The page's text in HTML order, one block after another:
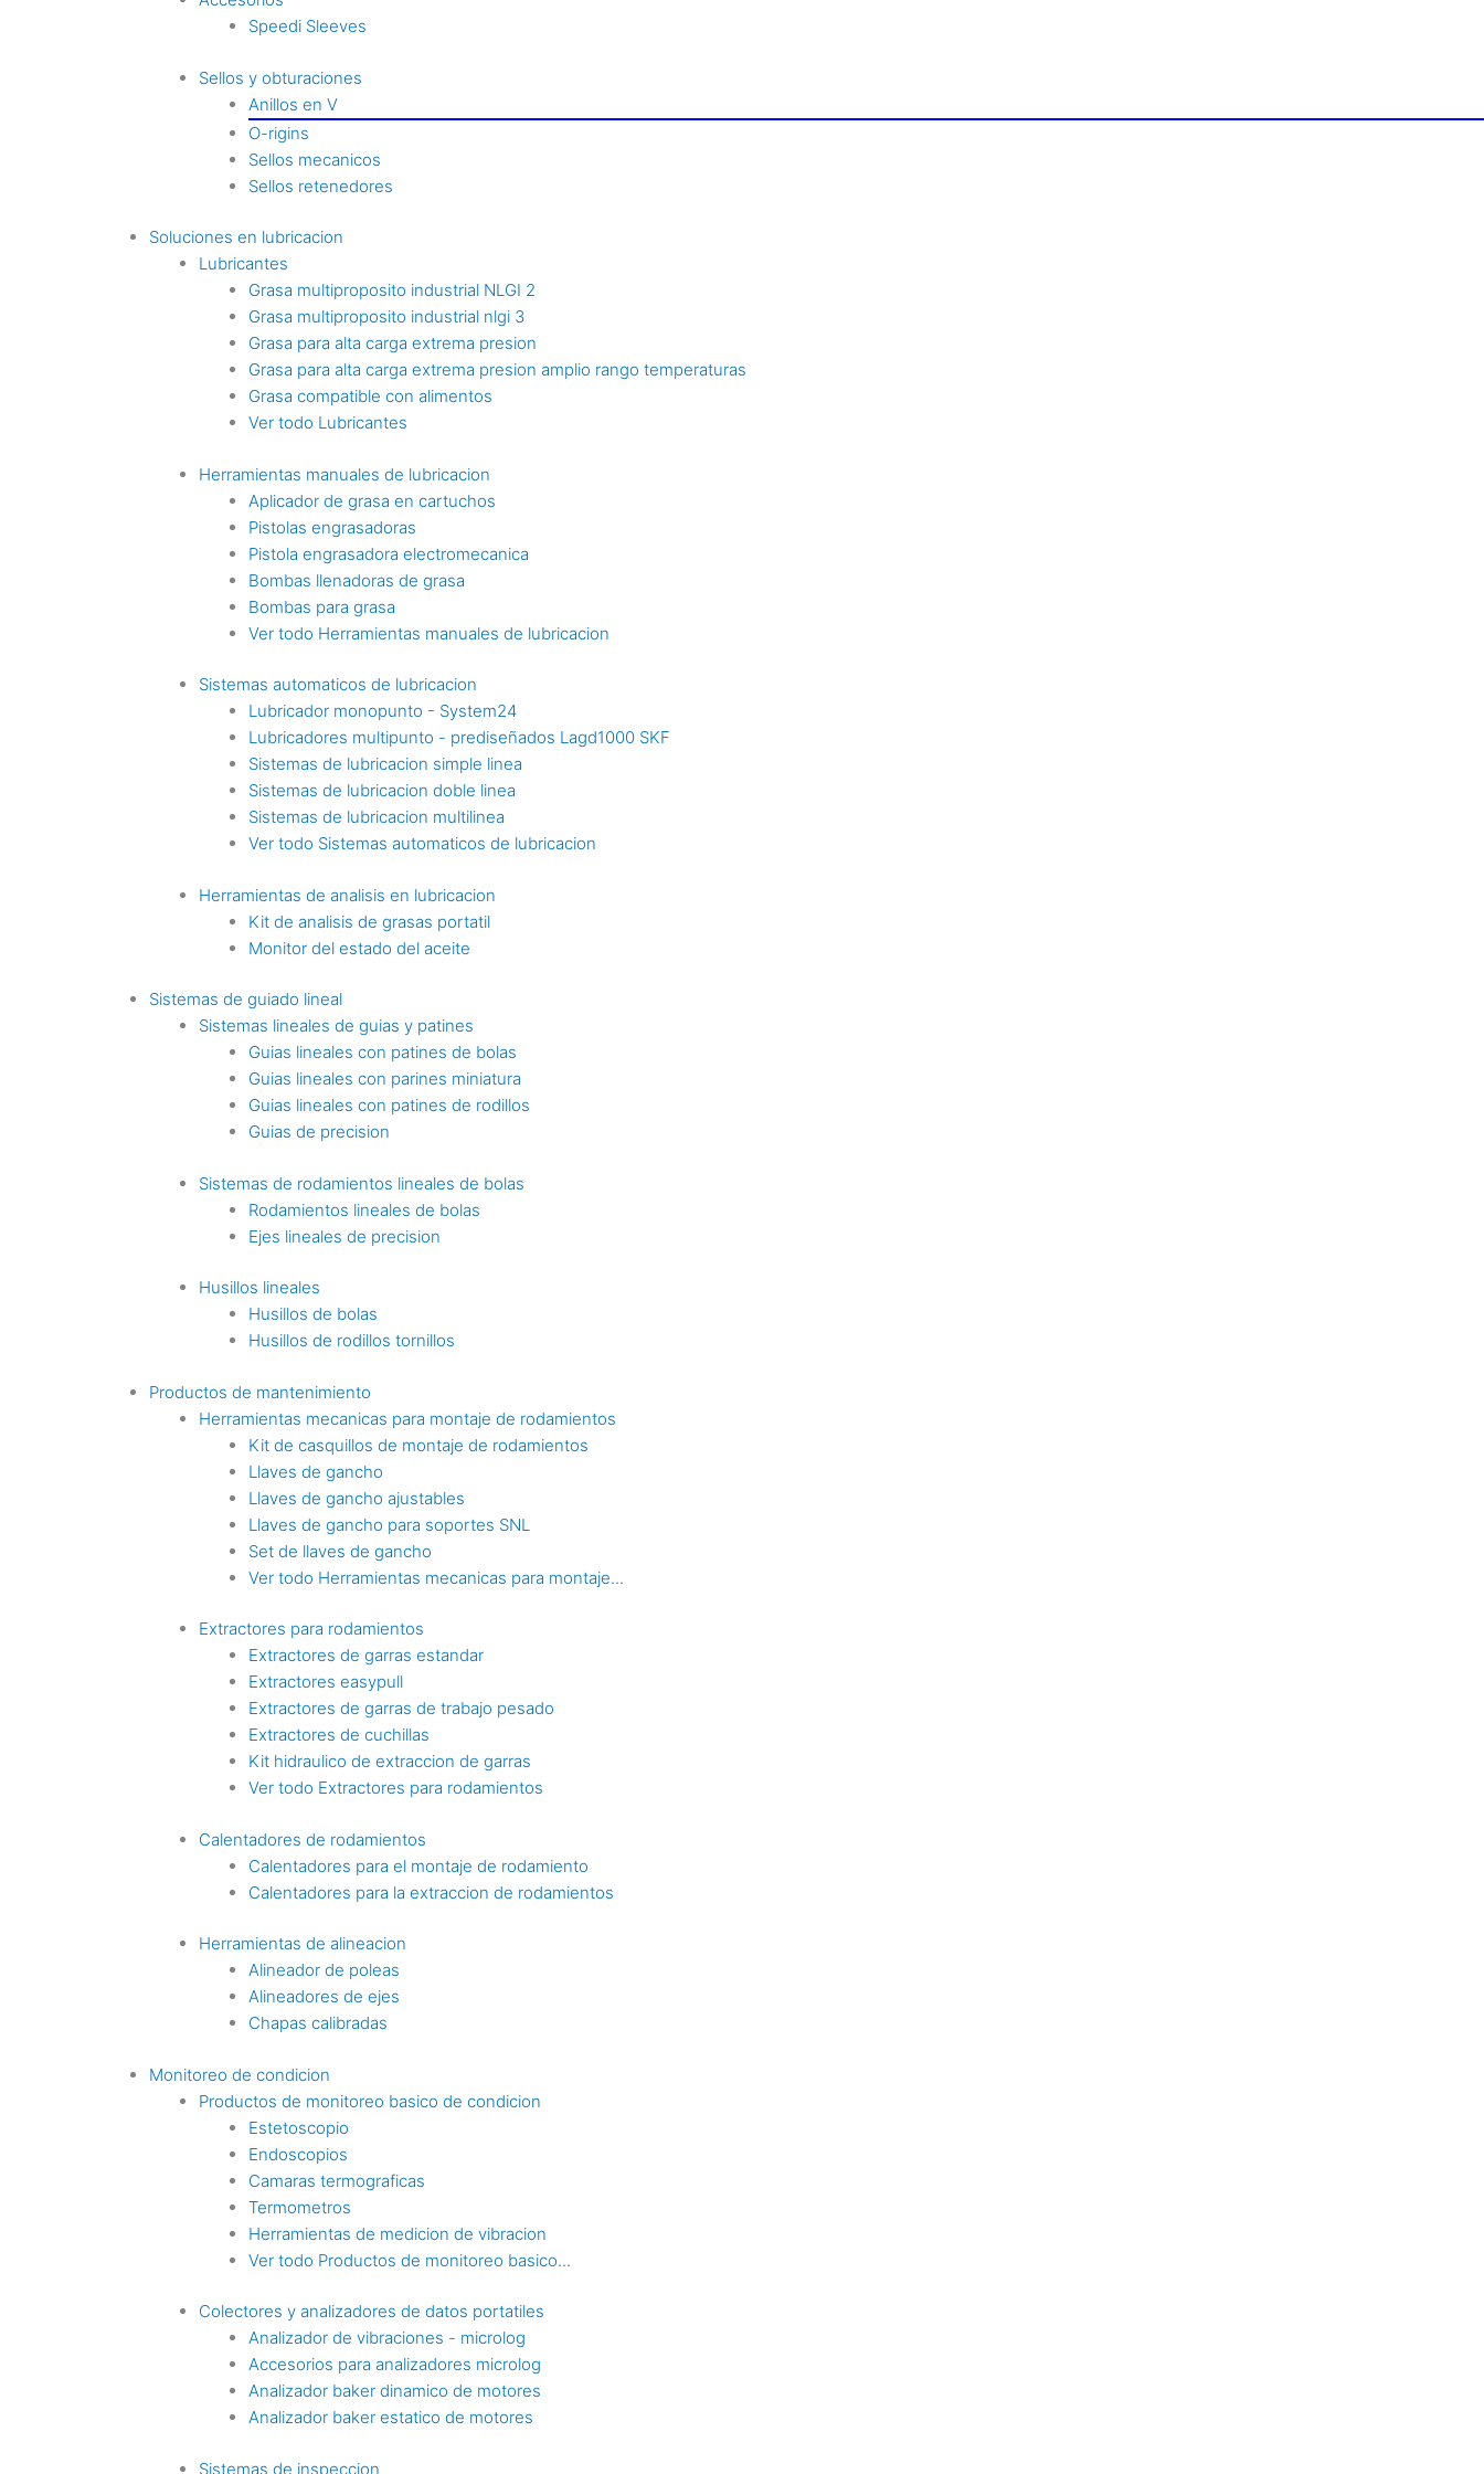
Speedi Sleeves
Sellos y obturaciones
Anillos en V
O-rigins
Sellos mecanicos
Sellos retenedores
Soluciones en lubricacion
Lubricantes
Grasa multiproposito industrial NLGI 2
Grasa multiproposito industrial nlgi 3
Grasa para alta carga extrema presion
Grasa para alta carga extrema presion amplio rango temperaturas
Grasa compatible con alimentos
Ver todo Lubricantes
Herramientas manuales de lubricacion
Aplicador de grasa en cartuchos
Pistolas engrasadoras
Pistola engrasadora electromecanica
Bombas llenadoras de grasa
Bombas para grasa
Ver todo Herramientas manuales de lubricacion
Sistemas automaticos de lubricacion
Lubricador monopunto - System24
Lubricadores multipunto - prediseñados Lagd1000 SKF
Sistemas de lubricacion simple linea
Sistemas de lubricacion doble linea
Sistemas de lubricacion multilinea
Ver todo Sistemas automaticos de lubricacion
Herramientas de analisis en lubricacion
Kit de analisis de grasas portatil
Monitor del estado del aceite
Sistemas de guiado lineal
Sistemas lineales de guias y patines
Guias lineales con patines de bolas
Guias lineales con parines miniatura
Guias lineales con patines de rodillos
Guias de precision
Sistemas de rodamientos lineales de bolas
Rodamientos lineales de bolas
Ejes lineales de precision
Husillos lineales
Husillos de bolas
Husillos de rodillos tornillos
Productos de mantenimiento
Herramientas mecanicas para montaje de rodamientos
Kit de casquillos de montaje de rodamientos
Llaves de gancho
Llaves de gancho ajustables
Llaves de gancho para soportes SNL
Set de llaves de gancho
Ver todo Herramientas mecanicas para montaje...
Extractores para rodamientos
Extractores de garras estandar
Extractores easypull
Extractores de garras de trabajo pesado
Extractores de cuchillas
Kit hidraulico de extraccion de garras
Ver todo Extractores para rodamientos
Calentadores de rodamientos
Calentadores para el montaje de rodamiento
Calentadores para la extraccion de rodamientos
Herramientas de alineacion
Alineador de poleas
Alineadores de ejes
Chapas calibradas
Monitoreo de condicion
Productos de monitoreo basico de condicion
Estetoscopio
Endoscopios
Camaras termograficas
Termometros
Herramientas de medicion de vibracion
Ver todo Productos de monitoreo basico...
Colectores y analizadores de datos portatiles
Analizador de vibraciones - microlog
Accesorios para analizadores microlog
Analizador baker dinamico de motores
Analizador baker estatico de motores
Sistemas de inspeccion